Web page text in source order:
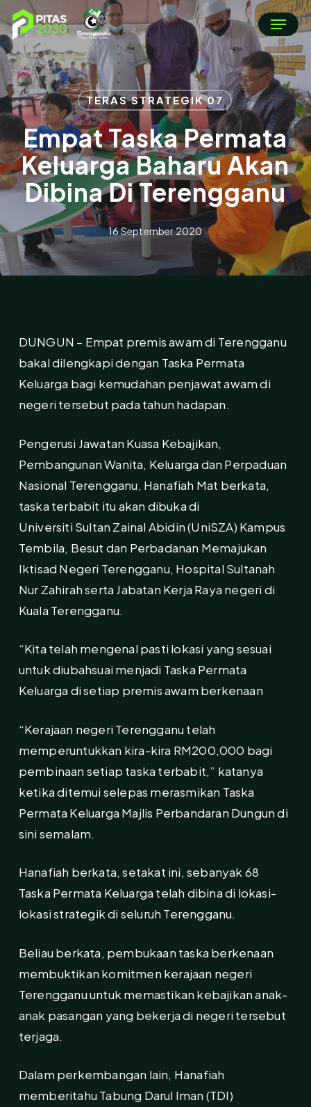
Skip
to
main
content
Menu
TERAS STRATEGIK 07
Empat Taska Permata
Keluarga Baharu Akan
Dibina Di Terengganu
16 September 2020
DUNGUN – Empat premis awam di Terengganu
bakal dilengkapi dengan Taska Permata
Keluarga bagi kemudahan penjawat awam di
negeri tersebut pada tahun hadapan.
Pengerusi Jawatan Kuasa Kebajikan,
Pembangunan Wanita, Keluarga dan Perpaduan
Nasional Terengganu, Hanafiah Mat berkata,
taska terbabit itu akan dibuka di
Universiti Sultan Zainal Abidin (UniSZA) Kampus
Tembila, Besut dan Perbadanan Memajukan
Iktisad Negeri Terengganu, Hospital Sultanah
Nur Zahirah serta Jabatan Kerja Raya negeri di
Kuala Terengganu.
“Kita telah mengenal pasti lokasi yang sesuai
untuk diubahsuai menjadi Taska Permata
Keluarga di setiap premis awam berkenaan
“Kerajaan negeri Terengganu telah
memperuntukkan kira-kira RM200,000 bagi
pembinaan setiap taska terbabit,” katanya
ketika ditemui selepas merasmikan Taska
Permata Keluarga Majlis Perbandaran Dungun di
sini semalam.
Hanafiah berkata, setakat ini, sebanyak 68
Taska Permata Keluarga telah dibina di lokasi-
lokasi strategik di seluruh Terengganu.
Beliau berkata, pembukaan taska berkenaan
membuktikan komitmen kerajaan negeri
Terengganu untuk memastikan kebajikan anak-
anak pasangan yang bekerja di negeri tersebut
terjaga.
Dalam perkembangan lain, Hanafiah
memberitahu Tabung Darul Iman (TDI)